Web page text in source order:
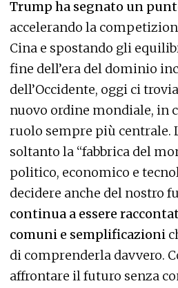
Trump ha segnato un
accelerando la
Cina e spostando gli
fine dell’era del dominio
dell’Occidente, oggi ci
nuovo ordine mondiale, in
ruolo sempre più centrale.
soltanto la “fabbrica del
politico, economico e
decidere anche del nostro
continua a essere
comuni e semplificazioni
di comprenderla davvero.
affrontare il futuro senza